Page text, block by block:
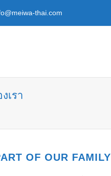
thai.com
เรา
OF OUR FAMILY